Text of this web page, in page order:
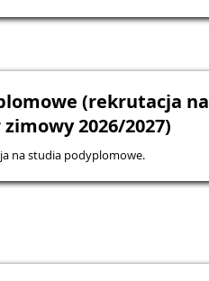
(rekrutacja na
2026/2027)
na studia podyplomowe.